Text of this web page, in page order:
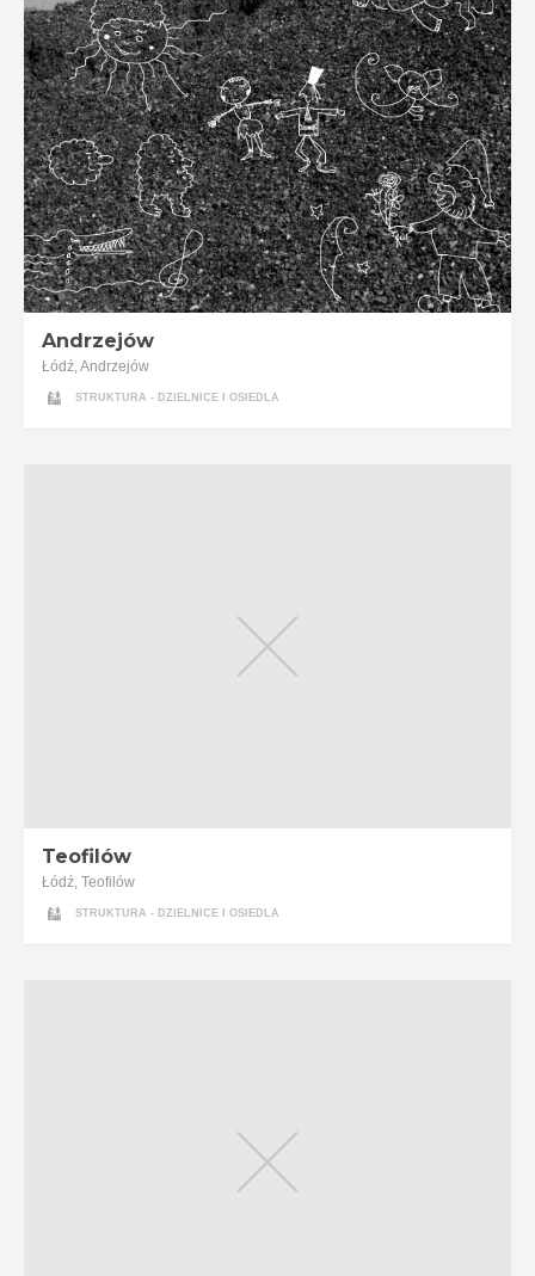
Andrzejów
Łódź, Andrzejów
STRUKTURA - DZIELNICE I OSIEDLA
Teofilów
Łódź, Teofilów
STRUKTURA - DZIELNICE I OSIEDLA